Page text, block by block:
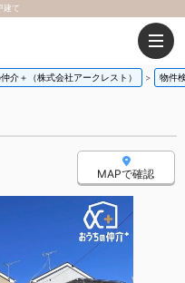
建て
介＋（株式会社アークレスト） 物件
MAPで確認